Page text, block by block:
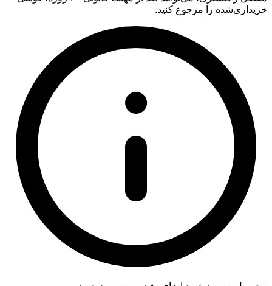
خریداری‌شده را مرجوع کنید.